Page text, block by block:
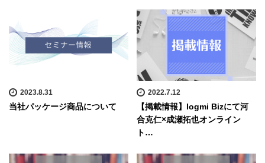
2023.8.31
当社パッケージ商品について
2022.7.12
【掲載情報】logmi Bizにて河
合克仁×成瀬拓也オンライン
ト…